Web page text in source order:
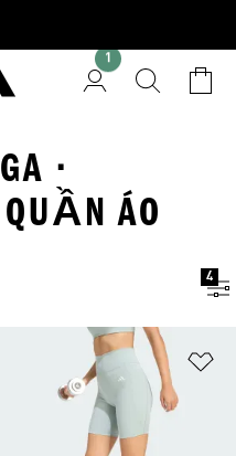
1
·
ÁO
4